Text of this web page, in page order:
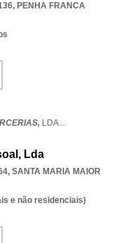
, PENHA FRANCA
LDA...
Lda
, SANTA MARIA MAIOR
e não residenciais)